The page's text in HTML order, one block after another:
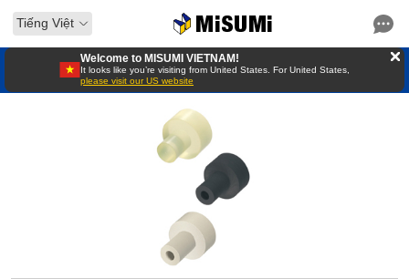
Tiếng Việt
Welcome to MISUMI VIETNAM!
It looks like you’re visiting from United States. For United States,
please visit our US website